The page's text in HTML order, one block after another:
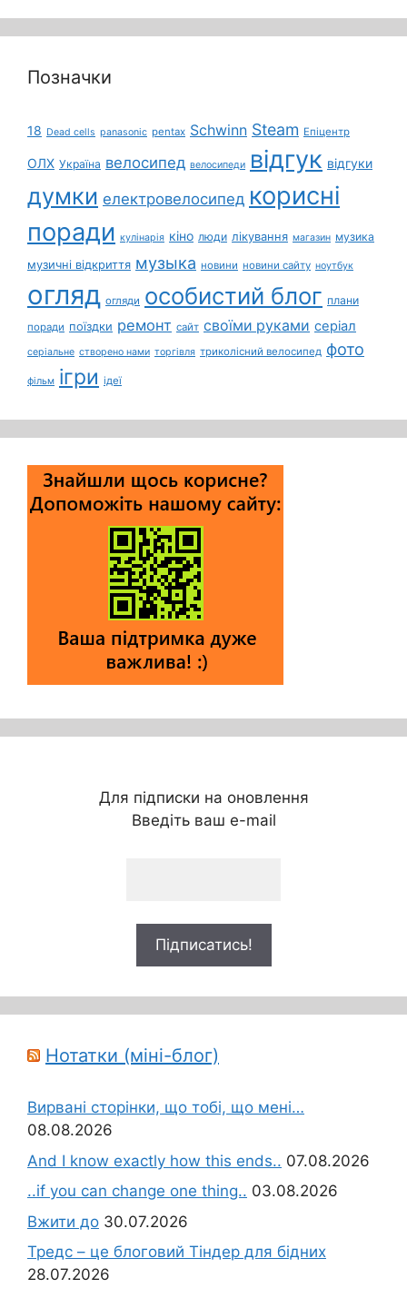
Позначки
18 Dead cells panasonic pentax Schwinn Steam Епіцентр
ОЛХ Україна велосипед велосипеди відгук відгуки
думки електровелосипед корисні
поради кулінарія кіно люди лікування магазин музика
музичні відкриття музыка новини новини сайту ноутбук
огляд огляди особистий блог плани
поради поїздки ремонт сайт своїми руками серіал
серіальне створено нами торгівля триколісний велосипед фото
фільм ігри ідеї
Для підписки на оновлення
Введіть ваш e-mail
Нотатки (міні-блог)
Вирвані сторінки, що тобі, що мені…
08.08.2026
And I know exactly how this ends.. 07.08.2026
..if you can change one thing.. 03.08.2026
Вжити до 30.07.2026
Тредс – це блоговий Тіндер для бідних
28.07.2026